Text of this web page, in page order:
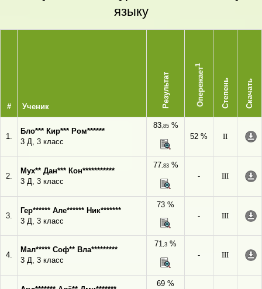
языку
# Ученик Результат Опережает
1
Степень Скачать
1.
Бло*** Кир*** Ром******
3 Д, 3 класс
83,85%
52 %
II
2.
Мух** Дан*** Кон***********
3 Д, 3 класс
77,83%
-
III
3.
Гер****** Але****** Ник*******
3 Д, 3 класс
73 %
-
III
4.
Мал***** Соф** Вла*********
3 Д, 3 класс
71,3 %
-
III
69 %